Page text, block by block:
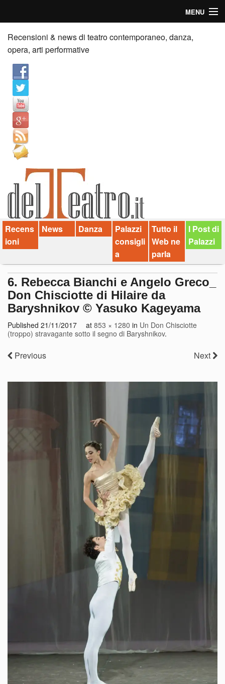
MENU
Home
Recensioni
Anticipazioni
News
Palazzi consiglia
Video
Chi siamo
Contatti
dT in English
Recensioni & news di teatro contemporaneo, danza,
opera, arti performative
Recens
ioni
News Danza
Palazzi
consigli
a
Tutto il
Web ne
parla
I Post di
Palazzi
6. Rebecca Bianchi e Angelo Greco_
Don Chisciotte di Hilaire da
Baryshnikov © Yasuko Kageyama
Published 21/11/2017 at 853 × 1280 in Un Don Chisciotte
(troppo) stravagante sotto il segno di Baryshnikov.
Previous Next